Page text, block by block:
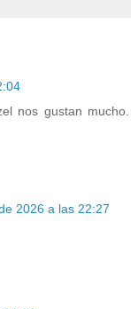
nos gustan mucho.
2026 a las 22:27